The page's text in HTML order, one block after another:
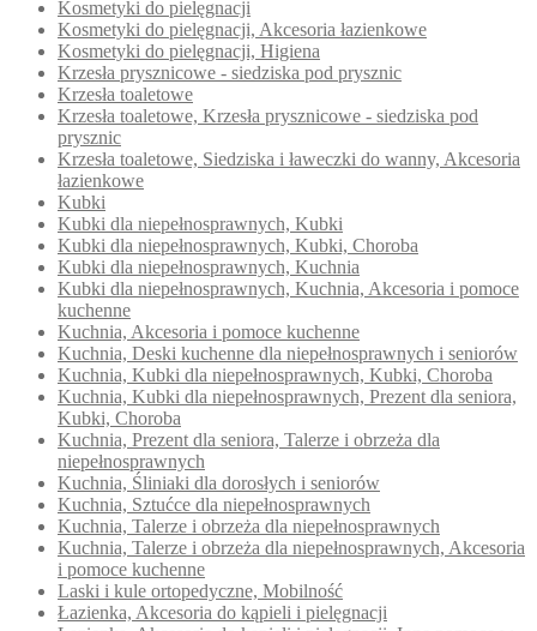
Kosmetyki do pielęgnacji
Kosmetyki do pielęgnacji, Akcesoria łazienkowe
Kosmetyki do pielęgnacji, Higiena
Krzesła prysznicowe - siedziska pod prysznic
Krzesła toaletowe
Krzesła toaletowe, Krzesła prysznicowe - siedziska pod
prysznic
Krzesła toaletowe, Siedziska i ławeczki do wanny, Akcesoria
łazienkowe
Kubki
Kubki dla niepełnosprawnych, Kubki
Kubki dla niepełnosprawnych, Kubki, Choroba
Kubki dla niepełnosprawnych, Kuchnia
Kubki dla niepełnosprawnych, Kuchnia, Akcesoria i pomoce
kuchenne
Kuchnia, Akcesoria i pomoce kuchenne
Kuchnia, Deski kuchenne dla niepełnosprawnych i seniorów
Kuchnia, Kubki dla niepełnosprawnych, Kubki, Choroba
Kuchnia, Kubki dla niepełnosprawnych, Prezent dla seniora,
Kubki, Choroba
Kuchnia, Prezent dla seniora, Talerze i obrzeża dla
niepełnosprawnych
Kuchnia, Śliniaki dla dorosłych i seniorów
Kuchnia, Sztućce dla niepełnosprawnych
Kuchnia, Talerze i obrzeża dla niepełnosprawnych
Kuchnia, Talerze i obrzeża dla niepełnosprawnych, Akcesoria
i pomoce kuchenne
Laski i kule ortopedyczne, Mobilność
Łazienka, Akcesoria do kąpieli i pielęgnacji